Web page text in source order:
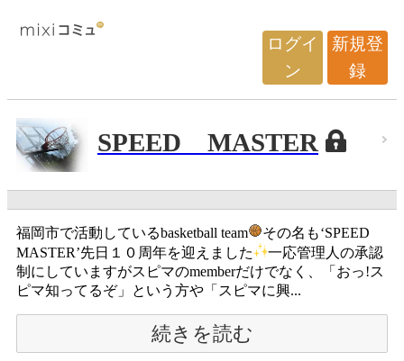
ログイ
ン
新規登
録
SPEED MASTER
福岡市で活動しているbasketball team
その名も‘SPEED
MASTER’先日１０周年を迎えました
一応管理人の承認
制にしていますがスピマのmemberだけでなく、「おっ!ス
ピマ知ってるぞ」という方や「スピマに興...
続きを読む